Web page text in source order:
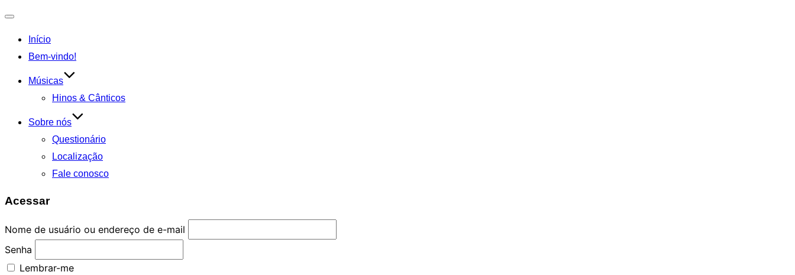
navegação
Início
Bem-vindo!
Músicas
Hinos & Cânticos
Sobre nós
Questionário
Localização
Fale conosco
Acessar
Nome de usuário ou endereço de e-mail
Senha
Lembrar-me